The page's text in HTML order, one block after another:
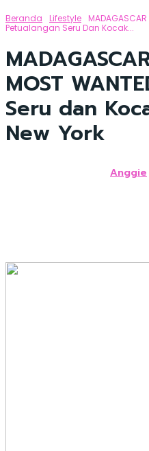
Beranda Lifestyle MADAGASCAR
Petualangan Seru Dan Kocak...
MOST
Seru dan
New York
Anggie